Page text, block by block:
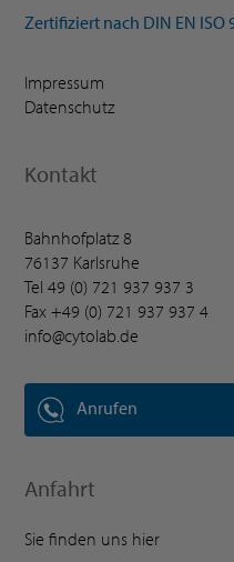
Zertifiziert nach DIN EN ISO
Impressum
Datenschutz
Kontakt
Bahnhofplatz 8
76137 Karlsruhe
Tel49 (0) 721 937 937 3
Fax +49 (0) 721 937 937 4
info@cytolab.de
Anrufen
Anfahrt
Sie finden uns hier